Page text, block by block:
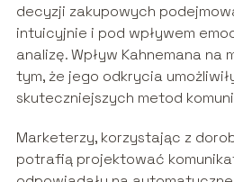
decyzji zakupowych
intuicyjnie i pod wpływem
analizę. Wpływ Kahnemana na
tym, że jego odkrycia
skuteczniejszych metod
Marketerzy, korzystając z
potrafią projektować